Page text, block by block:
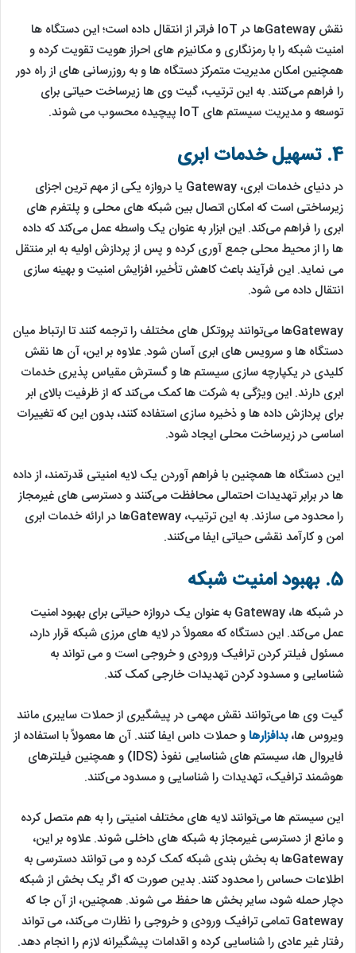
نقش Gateway‌ها در IoT فراتر از انتقال داده است؛ این دستگاه ‌ها
امنیت شبکه را با رمزنگاری و مکانیزم‌ های احراز هویت تقویت کرده و
همچنین امکان مدیریت متمرکز دستگاه ‌ها و به‌ روزرسانی ‌های از راه دور
را فراهم می‌کنند. به این ترتیب، گیت ‌وی ‌ها زیرساخت حیاتی برای
توسعه و مدیریت سیستم‌ های IoT پیچیده محسوب می ‌شوند.
4. تسهیل خدمات ابری
در دنیای خدمات ابری، Gateway
یا دروازه یکی از مهم ‌ترین اجزای
زیرساختی است که امکان اتصال بین شبکه ‌های محلی و پلتفرم ‌های
ابری را فراهم می‌کند. این ابزار به عنوان یک واسطه عمل می‌کند که داده
‌ها را از محیط محلی جمع ‌آوری کرده و پس از پردازش اولیه به ابر منتقل
می ‌نماید. این فرآیند باعث کاهش تأخیر، افزایش امنیت و بهینه‌ سازی
انتقال داده می‌ شود.
Gateway‌ها می‌توانند پروتکل‌ های مختلف را ترجمه کنند تا ارتباط میان
دستگاه ‌ها و سرویس ‌های ابری آسان شود. علاوه بر این، آن ‌ها نقش
کلیدی در یکپارچه ‌سازی سیستم ‌ها و گسترش مقیاس ‌پذیری خدمات
ابری دارند. این ویژگی به شرکت ‌ها کمک می‌کند که از ظرفیت بالای ابر
برای پردازش داده ‌ها و ذخیره‌ سازی استفاده کنند، بدون این که تغییرات
اساسی در زیرساخت محلی ایجاد شود.
این دستگاه ‌ها همچنین با فراهم آوردن یک لایه امنیتی قدرتمند، از داده
‌ها در برابر تهدیدات احتمالی محافظت می‌کنند و دسترسی ‌های غیرمجاز
را محدود می‌ سازند. به این ترتیب، Gateway‌ها در ارائه خدمات ابری
امن و کارآمد نقشی حیاتی ایفا می‌کنند.
5. بهبود امنیت شبکه
در شبکه ‌ها، Gateway به عنوان یک دروازه حیاتی برای بهبود امنیت
عمل می‌کند. این دستگاه که معمولاً در لایه ‌های مرزی شبکه قرار دارد،
مسئول فیلتر کردن ترافیک ورودی و خروجی است و می ‌تواند به
شناسایی و مسدود کردن تهدیدات خارجی کمک کند.
گیت ‌وی ‌ها می‌توانند نقش مهمی در پیشگیری از حملات سایبری مانند
ویروس ‌ها،بدافزارهاو حملات داس ایفا کنند. آن ها معمولاً با استفاده از
فایروال ‌ها، سیستم‌ های شناسایی نفوذ (IDS) و همچنین فیلترهای
هوشمند ترافیک، تهدیدات را شناسایی و مسدود می‌کنند.
این سیستم ‌ها می‌توانند لایه‌ های مختلف امنیتی را به هم متصل کرده
و مانع از دسترسی غیرمجاز به شبکه ‌های داخلی شوند. علاوه بر این،
Gateway‌ها به بخش ‌بندی شبکه کمک کرده و می‌ توانند دسترسی به
اطلاعات حساس را محدود کنند. بدین ‌صورت که اگر یک بخش از شبکه
دچار حمله شود، سایر بخش ‌ها حفظ می ‌شوند. همچنین، از آن جا که
Gateway تمامی ترافیک ورودی و خروجی را نظارت می‌کند، می ‌تواند
رفتار غیر عادی را شناسایی کرده و اقدامات پیشگیرانه لازم را انجام دهد.